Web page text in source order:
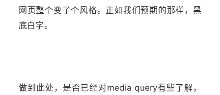
网页整个变了个风格。正如我们预期的那样，黑
底白字。
做到此处，是否已经对media query有些了解，